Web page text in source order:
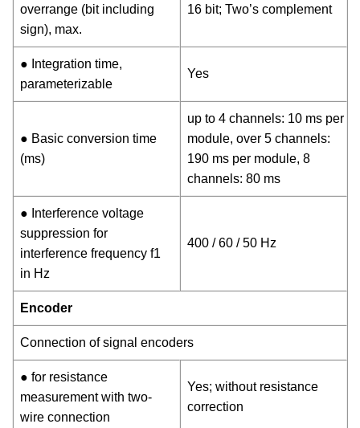
overrange (bit including
sign), max.
16 bit; Two’s complement
● Integration time,
parameterizable
Yes
● Basic conversion time
(ms)
up to 4 channels: 10 ms per
module, over 5 channels:
190 ms per module, 8
channels: 80 ms
● Interference voltage
suppression for
interference frequency f1
in Hz
400 / 60 / 50 Hz
Encoder
Connection of signal encoders
● for resistance
measurement with two-
wire connection
Yes; without resistance
correction